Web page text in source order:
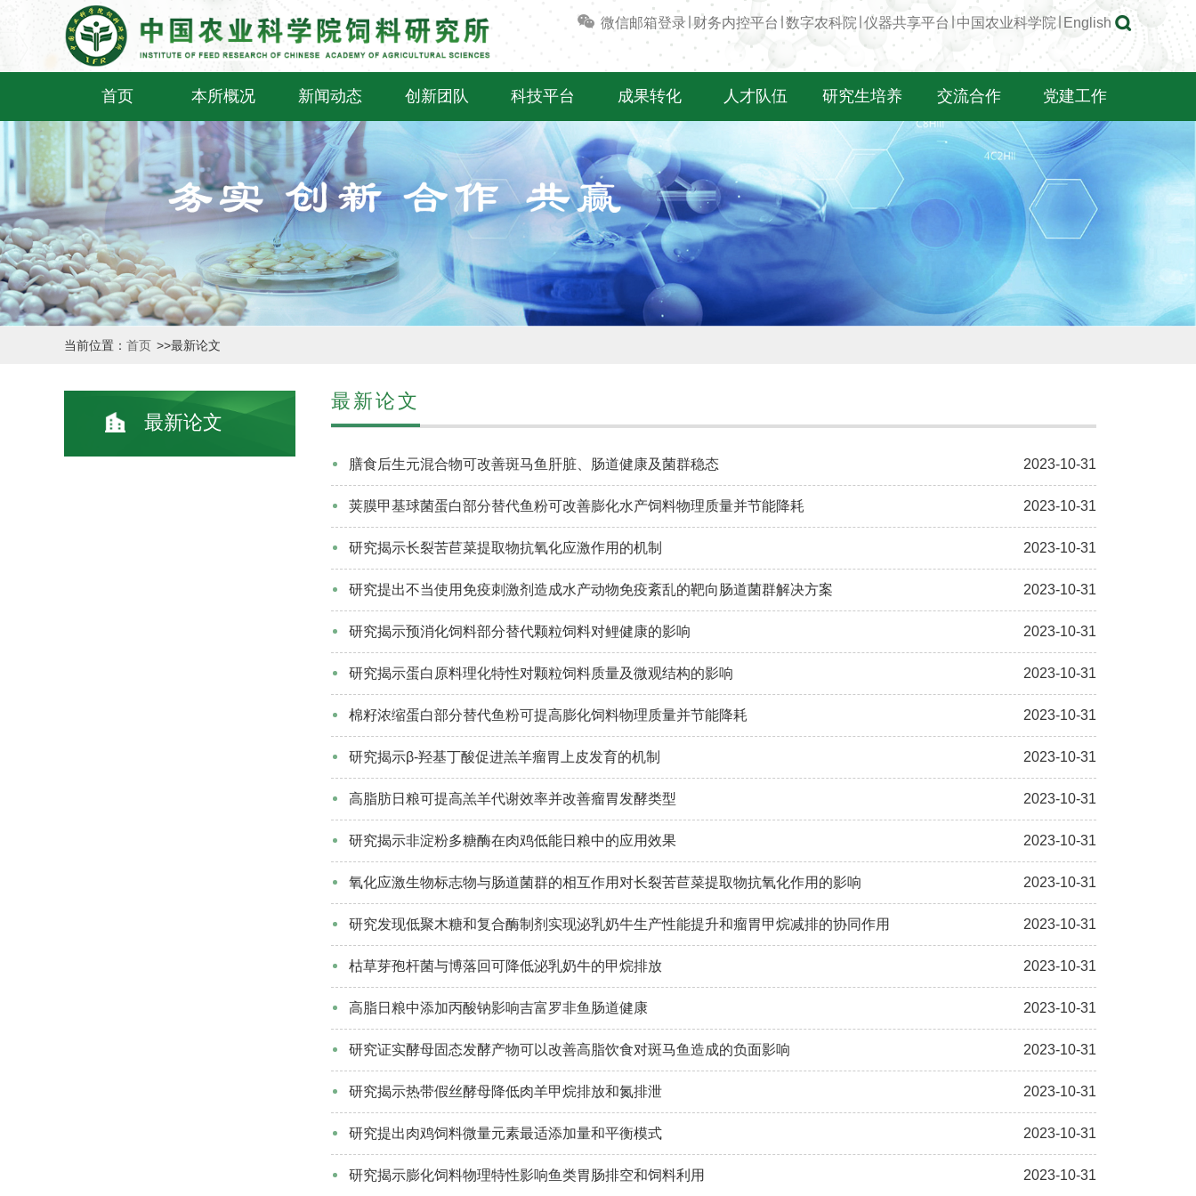
微信邮箱登录 ∣财务内控平台 ∣ 数字农科院 ∣仪器共享平台 ∣中国农业科学院 English
首页 本所概况 新闻动态 创新团队 科技平台 成果转化 人才队伍 研究生培养 交流合作 党建工作
当前位置： 首页 >>最新论文
最新论文
最新论文
2023-10-31
膳食后生元混合物可改善斑马鱼肝脏、肠道健康及菌群稳态
2023-10-31
荚膜甲基球菌蛋白部分替代鱼粉可改善膨化水产饲料物理质量并节能降耗
2023-10-31
研究揭示长裂苦苣菜提取物抗氧化应激作用的机制
2023-10-31
研究提出不当使用免疫刺激剂造成水产动物免疫紊乱的靶向肠道菌群解决方案
2023-10-31
研究揭示预消化饲料部分替代颗粒饲料对鲤健康的影响
2023-10-31
研究揭示蛋白原料理化特性对颗粒饲料质量及微观结构的影响
2023-10-31
棉籽浓缩蛋白部分替代鱼粉可提高膨化饲料物理质量并节能降耗
2023-10-31
研究揭示β-羟基丁酸促进羔羊瘤胃上皮发育的机制
2023-10-31
高脂肪日粮可提高羔羊代谢效率并改善瘤胃发酵类型
2023-10-31
研究揭示非淀粉多糖酶在肉鸡低能日粮中的应用效果
2023-10-31
氧化应激生物标志物与肠道菌群的相互作用对长裂苦苣菜提取物抗氧化作用的影响
2023-10-31
研究发现低聚木糖和复合酶制剂实现泌乳奶牛生产性能提升和瘤胃甲烷减排的协同作用
2023-10-31
枯草芽孢杆菌与博落回可降低泌乳奶牛的甲烷排放
2023-10-31
高脂日粮中添加丙酸钠影响吉富罗非鱼肠道健康
2023-10-31
研究证实酵母固态发酵产物可以改善高脂饮食对斑马鱼造成的负面影响
2023-10-31
研究揭示热带假丝酵母降低肉羊甲烷排放和氮排泄
2023-10-31
研究提出肉鸡饲料微量元素最适添加量和平衡模式
2023-10-31
研究揭示膨化饲料物理特性影响鱼类胃肠排空和饲料利用